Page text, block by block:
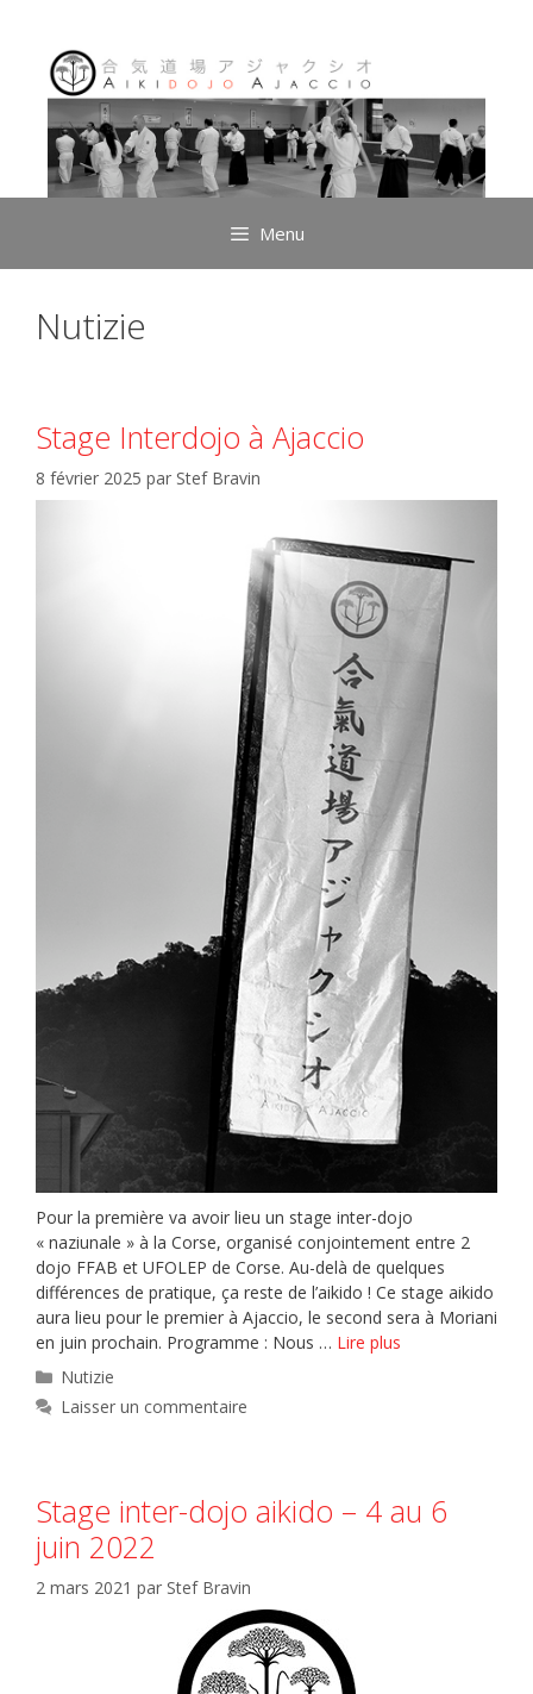
contenu
Menu
Nutizie
Stage Interdojo à Ajaccio
8 février 2025 par Stef Bravin
Pour la première va avoir lieu un stage inter-dojo
« naziunale » à la Corse, organisé conjointement entre 2
dojo FFAB et UFOLEP de Corse. Au-delà de quelques
différences de pratique, ça reste de l’aikido ! Ce stage aikido
aura lieu pour le premier à Ajaccio, le second sera à Moriani
en juin prochain. Programme : Nous … Lire plus
Catégories
Nutizie
Laisser un commentaire
Stage inter-dojo aikido – 4 au 6
juin 2022
2 mars 2021 par Stef Bravin